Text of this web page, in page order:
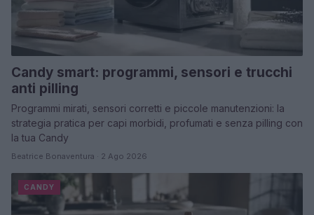
Candy smart: programmi, sensori e trucchi
anti pilling
Programmi mirati, sensori corretti e piccole manutenzioni: la
strategia pratica per capi morbidi, profumati e senza pilling con
la tua Candy
Beatrice Bonaventura · 2 Ago 2026
CANDY